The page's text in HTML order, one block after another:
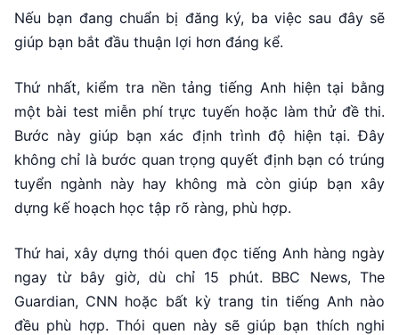
Nếu bạn đang chuẩn bị đăng ký, ba việc sau đây sẽ
giúp bạn bắt đầu thuận lợi hơn đáng kể.
Thứ nhất, kiểm tra nền tảng tiếng Anh hiện tại bằng
một bài test miễn phí trực tuyến hoặc làm thử đề thi.
Bước này giúp bạn xác định trình độ hiện tại. Đây
không chỉ là bước quan trọng quyết định bạn có trúng
tuyển ngành này hay không mà còn giúp bạn xây
dựng kế hoạch học tập rõ ràng, phù hợp.
Thứ hai, xây dựng thói quen đọc tiếng Anh hàng ngày
ngay từ bây giờ, dù chỉ 15 phút. BBC News, The
Guardian, CNN hoặc bất kỳ trang tin tiếng Anh nào
đều phù hợp. Thói quen này sẽ giúp bạn thích nghi